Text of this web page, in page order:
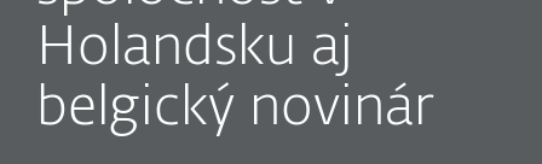
Holandsku aj
belgický novinár